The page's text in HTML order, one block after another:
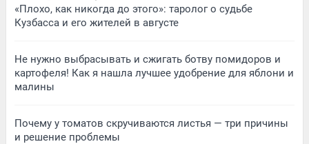
«Плохо, как никогда до этого»: таролог о судьбе
Кузбасса и его жителей в августе
Не нужно выбрасывать и сжигать ботву помидоров и
картофеля! Как я нашла лучшее удобрение для яблони и
малины
Почему у томатов скручиваются листья — три причины
и решение проблемы